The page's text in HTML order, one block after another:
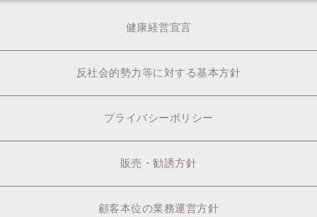
健康経営宣言
反社会的勢力等に対する基本方針
プライバシーポリシー
販売・勧誘方針
顧客本位の業務運営方針